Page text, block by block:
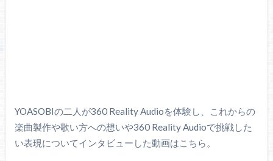
YOASOBIの二人が360 Reality Audioを体験し、これからの
楽曲製作や歌い方への想いや360 Reality Audioで挑戦した
い表現についてインタビューした動画はこちら。